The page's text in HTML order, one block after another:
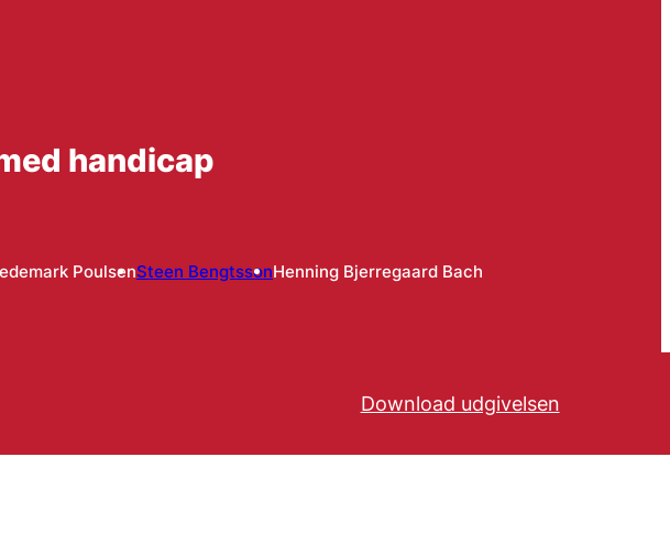
handicap
PoulsenSteen BengtssonHenning Bjerregaard Bach
Download udgivelsen